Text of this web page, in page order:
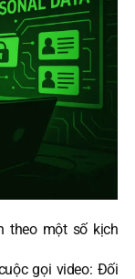
theo một số kịch
gọi video: Đối